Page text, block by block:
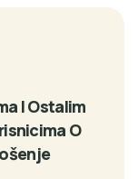
I Ostalim
O